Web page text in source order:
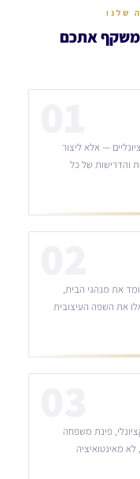
שלנו
— אלא ליצור
והדרישות של כל
את מנהגי הבית,
את השפה העיצובית
פינת משפחה
מאינטואיציה